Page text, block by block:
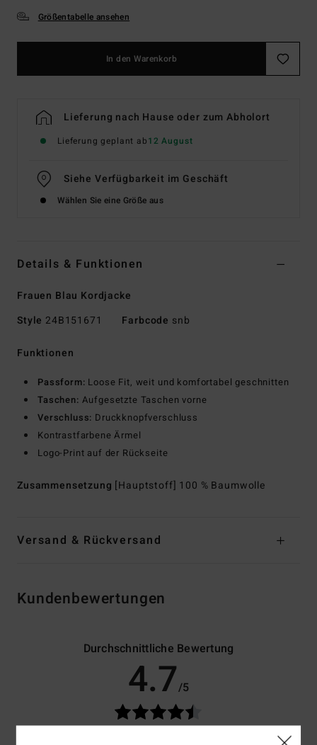
Größentabelle ansehen
In den Warenkorb
Lieferung nach Hause oder zum Abholort
Lieferung geplant ab12 August
Siehe Verfügbarkeit im Geschäft
Wählen Sie eine Größe aus
Details & Funktionen
Frauen Blau Kordjacke
Style 24B151671 Farbcode snb
Funktionen
Passform: Loose Fit, weit und komfortabel geschnitten
Taschen: Aufgesetzte Taschen vorne
Verschluss: Druckknopfverschluss
Kontrastfarbene Ärmel
Logo-Print auf der Rückseite
Zusammensetzung [Hauptstoff] 100 % Baumwolle
Versand & Rückversand
Kundenbewertungen
Durchschnittliche Bewertung
4.7/5